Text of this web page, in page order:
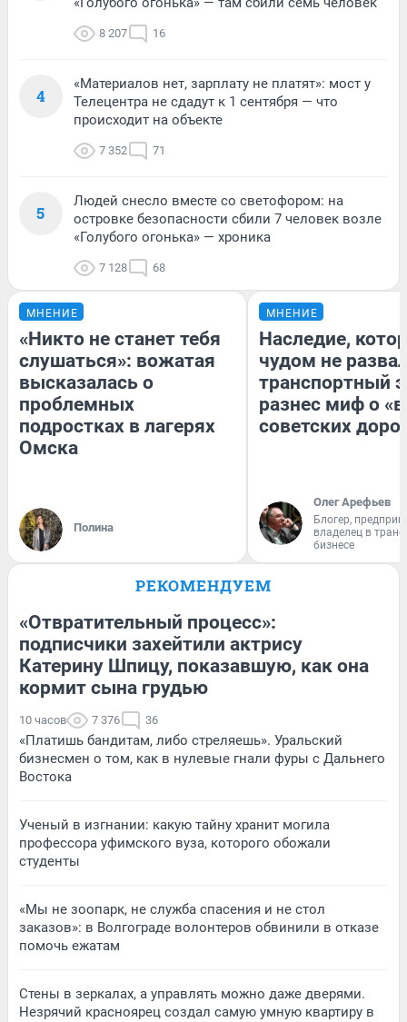
8 207 16
4
«Материалов нет, зарплату не платят»: мост у
Телецентра не сдадут к 1 сентября — что
происходит на объекте
7 352 71
5
Людей снесло вместе со светофором: на
островке безопасности сбили 7 человек возле
«Голубого огонька» — хроника
7 128 68
МНЕНИЕ
«Никто не станет тебя
слушаться»: вожатая
высказалась о
проблемных
подростках в лагерях
Омска
Полина
МНЕНИЕ
Наследие,
чудом не
транспортный
разнес миф о
советских
Олег Арефьев
Блогер,
владелец в
бизнесе
РЕКОМЕНДУЕМ
«Отвратительный процесс»:
подписчики захейтили актрису
Катерину Шпицу, показавшую, как она
кормит сына грудью
10 часов 7 376 36
«Платишь бандитам, либо стреляешь». Уральский
бизнесмен о том, как в нулевые гнали фуры с Дальнего
Востока
Ученый в изгнании: какую тайну хранит могила
профессора уфимского вуза, которого обожали
студенты
«Мы не зоопарк, не служба спасения и не стол
заказов»: в Волгограде волонтеров обвинили в отказе
помочь ежатам
Стены в зеркалах, а управлять можно даже дверями.
Незрячий красноярец создал самую умную квартиру в